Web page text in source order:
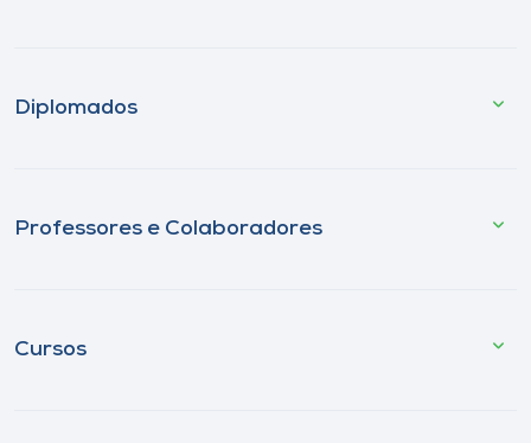
Diplomados
Professores e Colaboradores
Cursos